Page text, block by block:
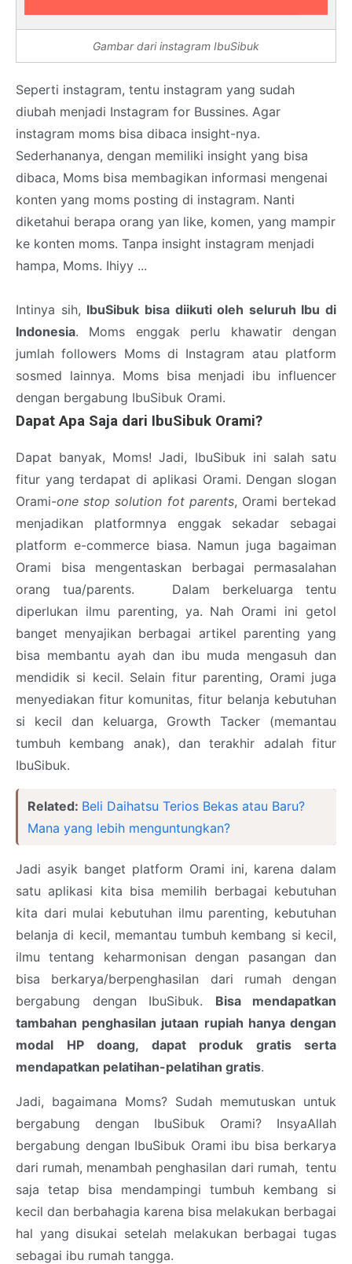
Gambar dari instagram IbuSibuk
Seperti instagram, tentu instagram yang sudah
diubah menjadi Instagram for Bussines. Agar
instagram moms bisa dibaca insight-nya.
Sederhananya, dengan memiliki insight yang bisa
dibaca, Moms bisa membagikan informasi mengenai
konten yang moms posting di instagram. Nanti
diketahui berapa orang yan like, komen, yang mampir
ke konten moms. Tanpa insight instagram menjadi
hampa, Moms. Ihiyy ...
Intinya sih, IbuSibuk bisa diikuti oleh seluruh Ibu di
Indonesia. Moms enggak perlu khawatir dengan
jumlah followers Moms di Instagram atau platform
sosmed lainnya. Moms bisa menjadi ibu influencer
dengan bergabung IbuSibuk Orami.
Dapat Apa Saja dari IbuSibuk Orami?
Dapat banyak, Moms! Jadi, IbuSibuk ini salah satu
fitur yang terdapat di aplikasi Orami. Dengan slogan
Orami-one stop solution fot parents, Orami bertekad
menjadikan platformnya enggak sekadar sebagai
platform e-commerce biasa. Namun juga bagaiman
Orami bisa mengentaskan berbagai permasalahan
orang tua/parents. Dalam berkeluarga tentu
diperlukan ilmu parenting, ya. Nah Orami ini getol
banget menyajikan berbagai artikel parenting yang
bisa membantu ayah dan ibu muda mengasuh dan
mendidik si kecil. Selain fitur parenting, Orami juga
menyediakan fitur komunitas, fitur belanja kebutuhan
si kecil dan keluarga, Growth Tacker (memantau
tumbuh kembang anak), dan terakhir adalah fitur
IbuSibuk.
Related: Beli Daihatsu Terios Bekas atau Baru?
Mana yang lebih menguntungkan?
Jadi asyik banget platform Orami ini, karena dalam
satu aplikasi kita bisa memilih berbagai kebutuhan
kita dari mulai kebutuhan ilmu parenting, kebutuhan
belanja di kecil, memantau tumbuh kembang si kecil,
ilmu tentang keharmonisan dengan pasangan dan
bisa berkarya/berpenghasilan dari rumah dengan
bergabung dengan IbuSibuk. Bisa mendapatkan
tambahan penghasilan jutaan rupiah hanya dengan
modal HP doang, dapat produk gratis serta
mendapatkan pelatihan-pelatihan gratis.
Jadi, bagaimana Moms? Sudah memutuskan untuk
bergabung dengan IbuSibuk Orami? InsyaAllah
bergabung dengan IbuSibuk Orami ibu bisa berkarya
dari rumah, menambah penghasilan dari rumah, tentu
saja tetap bisa mendampingi tumbuh kembang si
kecil dan berbahagia karena bisa melakukan berbagai
hal yang disukai setelah melakukan berbagai tugas
sebagai ibu rumah tangga.